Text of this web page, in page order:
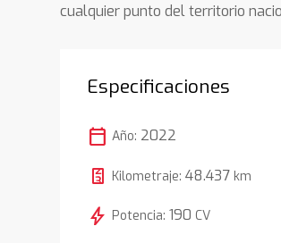
cualquier punto del territorio
Especificaciones
calendar_today Año: 2022
Kilometraje:48.437 km
bolt Potencia:190 CV